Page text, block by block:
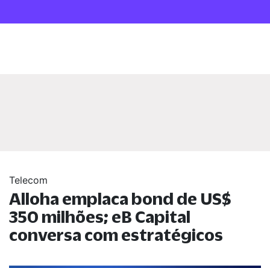
Telecom
Alloha emplaca bond de US$
350 milhões; eB Capital
conversa com estratégicos